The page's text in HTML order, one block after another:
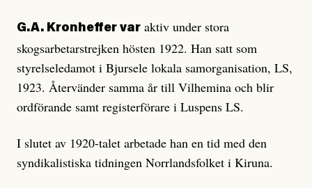
G.A. Kronheffer var aktiv under stora
skogsarbetarstrejken hösten 1922. Han satt som
styrelseledamot i Bjursele lokala samorganisation, LS,
1923. Återvänder samma år till Vilhemina och blir
ordförande samt registerförare i Luspens LS.
I slutet av 1920-talet arbetade han en tid med den
syndikalistiska tidningen Norrlandsfolket i Kiruna.